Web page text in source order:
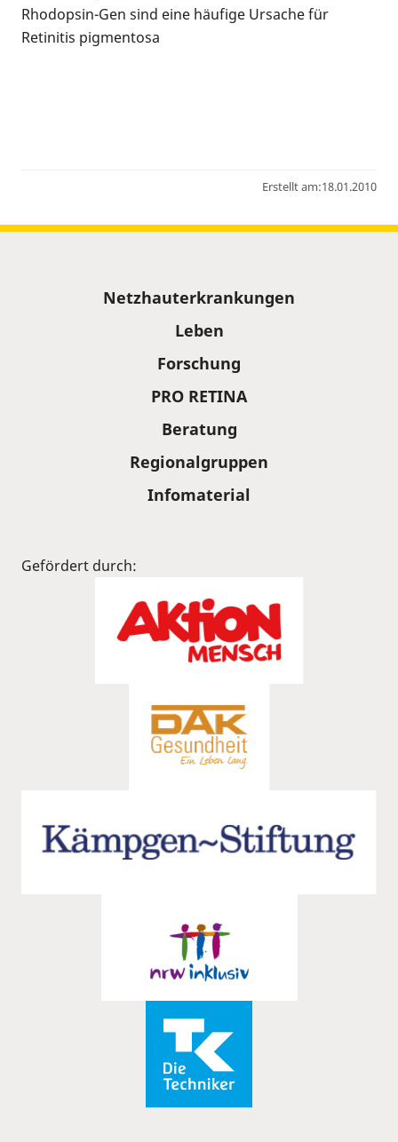
Rhodopsin-Gen sind eine häufige Ursache für
Retinitis pigmentosa
Erstellt am:18.01.2010
Netzhauterkrankungen
Leben
Forschung
PRO RETINA
Beratung
Regionalgruppen
Infomaterial
Gefördert durch: